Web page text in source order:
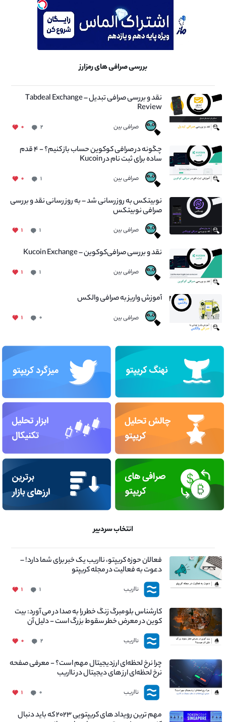
بررسی صرافی های رمزارز
نقد و بررسی صرافی تبدیل – Tabdeal Exchange
Review
صرافی بین ۲ ۰
چگونه در صرافی کوکوین حساب باز کنیم؟ - ۴ قدم
ساده برای ثبت نام در Kucoin
صرافی بین ۱ ۰
نوبیتکس به روزرسانی شد – به روز رسانی نقد و بررسی
صرافی نوبیتکس
صرافی بین ۱ ۱
نقد و بررسی صرافی‌کوکوین – Kucoin Exchange
صرافی بین ۱ ۱
آموزش واریز به صرافی والکس
صرافی بین ۰ ۱
انتخاب سردبیر
فعالان حوزه کریپتو، نااریب یک خبر برای شما دارد! –
دعوت به فعالیت در مجله کریپتو
نااریب ۱ ۱
کارشناس بلومبرگ زنگ خطر را به صدا در می آورد: بیت
کوین در معرض خطر سقوط بزرگ است - دلیل آن
چیست؟
نااریب ۲ ۰
چرا نرخ لحظه‌ای ارزدیجیتال مهم است؟ - معرفی صفحه
نرخ لحظه‌ای ارز های دیجیتال در نااریب
نااریب ۰ ۱
مهم ترین رویداد های کریپتویی ۲۰۲۳ که باید دنبال